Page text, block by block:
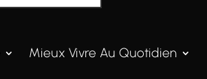
Mieux Vivre Au Quotidien